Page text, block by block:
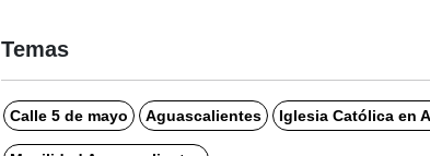
Temas
Calle 5 de mayo Aguascalientes Iglesia Católica en